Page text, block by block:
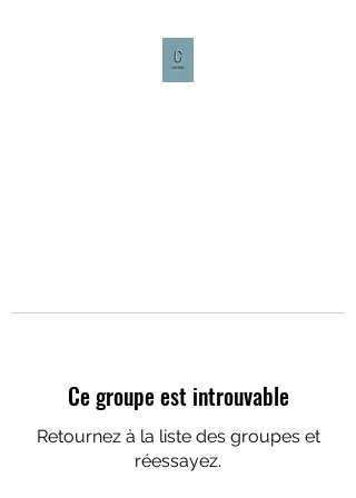
Ce groupe est introuvable
Retournez à la liste des groupes et
réessayez.